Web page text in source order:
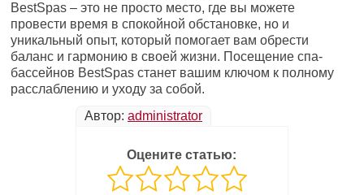
BestSpas – это не просто место, где вы можете
провести время в спокойной обстановке, но и
уникальный опыт, который помогает вам обрести
баланс и гармонию в своей жизни. Посещение спа-
бассейнов BestSpas станет вашим ключом к полному
расслаблению и уходу за собой.
Автор: administrator
Оцените статью: